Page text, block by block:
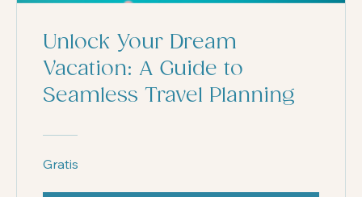
Unlock Your Dream
Vacation: A Guide to
Seamless Travel Planning
Gratis